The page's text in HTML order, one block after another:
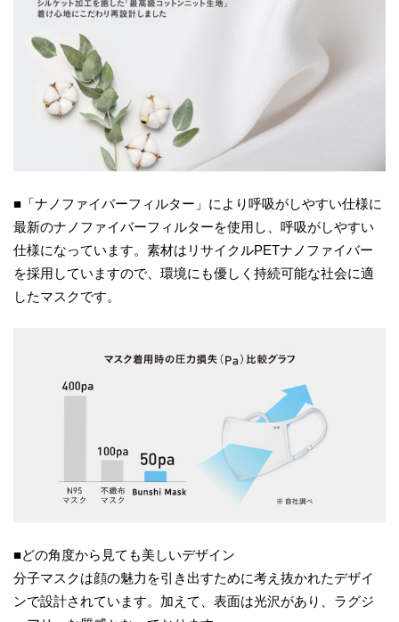
■「ナノファイバーフィルター」により呼吸がしやすい仕様に
最新のナノファイバーフィルターを使用し、呼吸がしやすい
仕様になっています。素材はリサイクルPETナノファイバー
を採用していますので、環境にも優しく持続可能な社会に適
したマスクです。
■どの角度から見ても美しいデザイン
分子マスクは顔の魅力を引き出すために考え抜かれたデザイ
ンで設計されています。加えて、表面は光沢があり、ラグジ